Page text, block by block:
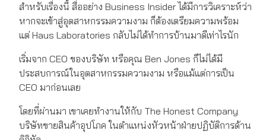
สำหรับเรื่องนี้ สื่ออย่าง Business Insider ได้มีการวิเคราะห์ว่า
หากจะเข้าสู่อุตสาหกรรมความงาม ก็ต้องเตรียมความพร้อม
แต่ Haus Laboratories กลับไม่ได้ทำการบ้านมาดีเท่าไรนัก
เริ่มจาก CEO ของบริษัท หรือคุณ Ben Jones ก็ไม่ได้มี
ประสบการณ์ในอุตสาหกรรมความงาม หรือแม้แต่การเป็น
CEO มาก่อนเลย
โดยที่ผ่านมา เขาเคยทำงานให้กับ The Honest Company
บริษัทขายสินค้าอุปโภค ในตำแหน่งหัวหน้าฝ่ายปฏิบัติการด้าน